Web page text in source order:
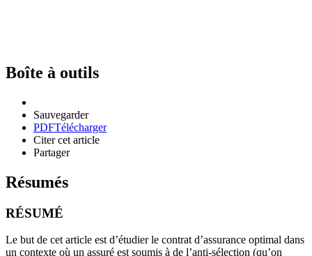
Boîte à outils
Sauvegarder
PDFTélécharger
Citer cet article
Partager
Résumés
RÉSUMÉ
Le but de cet article est d’étudier le contrat d’assurance optimal dans
un contexte où un assuré est soumis à de l’anti-sélection (qu’on